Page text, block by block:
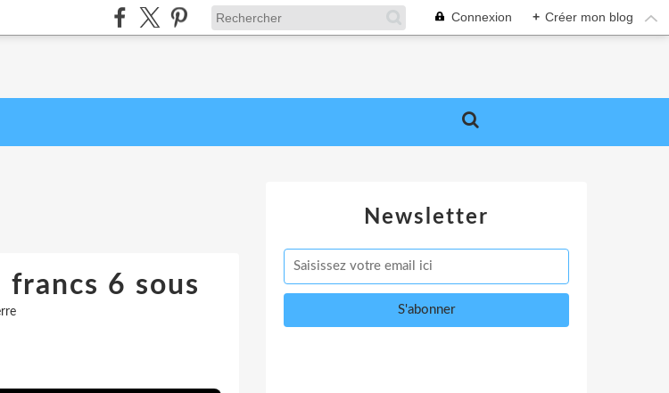
Connexion + Créer mon blog
6 sous
Newsletter